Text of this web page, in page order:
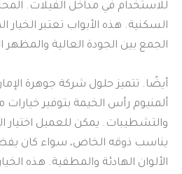
للاستخدام في مداخل الفيلات.
السكنية. هذه الأبواب تعتبر الخيار
الجمع بين الجودة العالية والمظهر
أيضًا. تتميز حلول شركة جوهرة
ألمنيوم رأس الخيمة بتوفير
والتشطيبات. يمكن للعميل اختيار
يناسب ذوقه الخاص، سواء كان يفضل
الألوان الهادئة والمطفية. هذه